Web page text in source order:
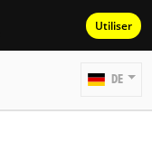
Utiliser
DE